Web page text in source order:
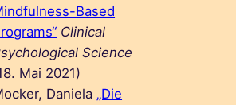
Based
Clinical
Science
Mai 2021)
Daniela „Die